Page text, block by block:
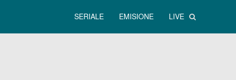
LIVE
EMISIONE
SERIALE